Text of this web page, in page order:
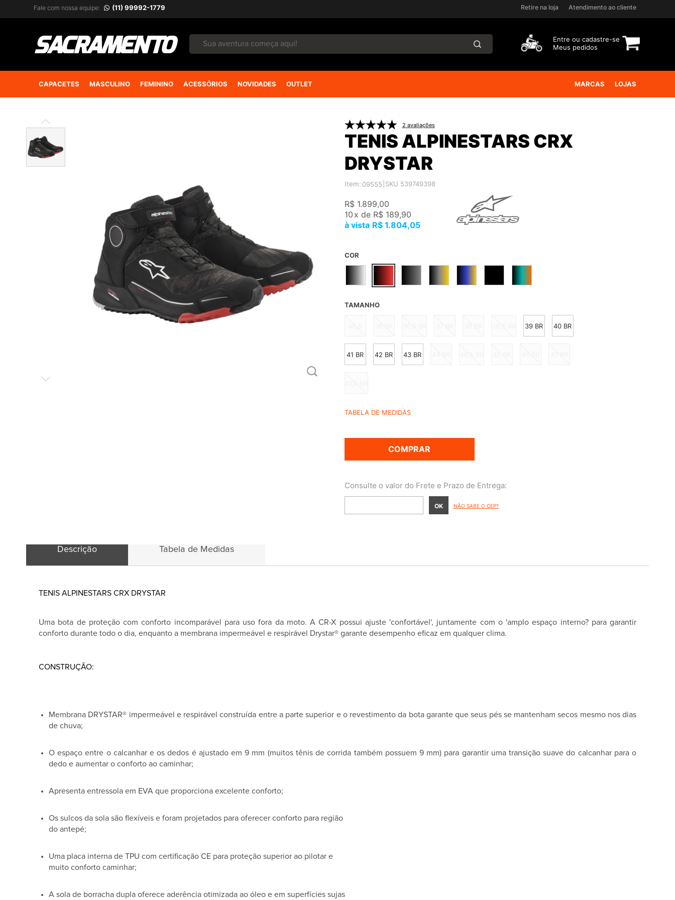
Fale com nossa equipe: (11) 99992-1779 Retire na loja Atendimento ao cliente
Entre ou cadastre-se
Meus pedidos
CAPACETES MASCULINO FEMININO ACESSÓRIOS NOVIDADES OUTLET LOJAS
MARCAS
2 avaliações
TENIS ALPINESTARS CRX
DRYSTAR
Item: 09555 SKU 539749398
R$ 1.899,00
10 x de R$ 189,90
R$ 1.804,05
COR
TAMANHO
39 BR 40 BR
41 BR 42 BR 43 BR
TABELA DE MEDIDAS
COMPRAR
NÃO SABE O CEP?
Descrição Tabela de Medidas
TENIS ALPINESTARS CRX DRYSTAR
Uma bota de proteção com conforto incomparável para uso fora da moto. A CR-X possui ajuste 'confortável', juntamente com o 'amplo espaço interno? para garantir
conforto durante todo o dia, enquanto a membrana impermeável e respirável Drystar® garante desempenho eficaz em qualquer clima.
CONSTRUÇÃO:
Membrana DRYSTAR® impermeável e respirável construída entre a parte superior e o revestimento da bota garante que seus pés se mantenham secos mesmo nos dias
de chuva;
O espaço entre o calcanhar e os dedos é ajustado em 9 mm (muitos tênis de corrida também possuem 9 mm) para garantir uma transição suave do calcanhar para o
dedo e aumentar o conforto ao caminhar;
Apresenta entressola em EVA que proporciona excelente conforto;
Os sulcos da sola são flexíveis e foram projetados para oferecer conforto para região
do antepé;
Uma placa interna de TPU com certificação CE para proteção superior ao pilotar e
muito conforto caminhar;
A sola de borracha dupla oferece aderência otimizada ao óleo e em superfícies sujas